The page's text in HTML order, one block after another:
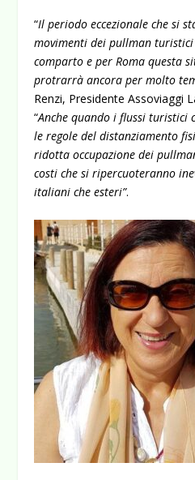
“Il periodo eccezionale che si
movimenti dei pullman
comparto e per Roma questa
protrarrà ancora per molto
Renzi, Presidente Assoviaggi
“Anche quando i flussi
le regole del distanziamento
ridotta occupazione dei
costi che si ripercuoteranno
italiani che esteri”.